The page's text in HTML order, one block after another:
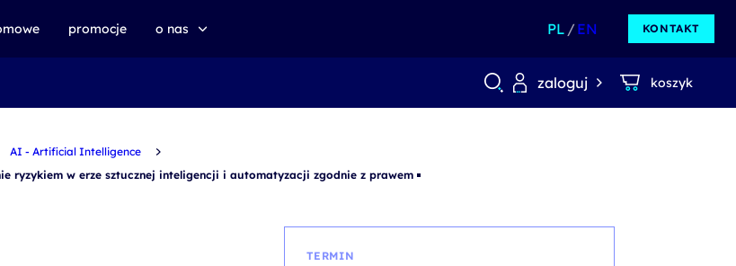
promocje o nas PL EN KONTAKT
zaloguj koszyk
AI - Artificial Intelligence
ryzykiem w erze sztucznej inteligencji i automatyzacji zgodnie z prawem
TERMIN